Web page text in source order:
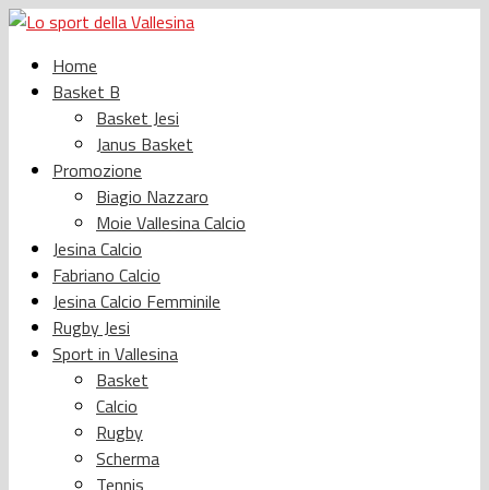
Home
Basket B
Basket Jesi
Janus Basket
Promozione
Biagio Nazzaro
Moie Vallesina Calcio
Jesina Calcio
Fabriano Calcio
Jesina Calcio Femminile
Rugby Jesi
Sport in Vallesina
Basket
Calcio
Rugby
Scherma
Tennis